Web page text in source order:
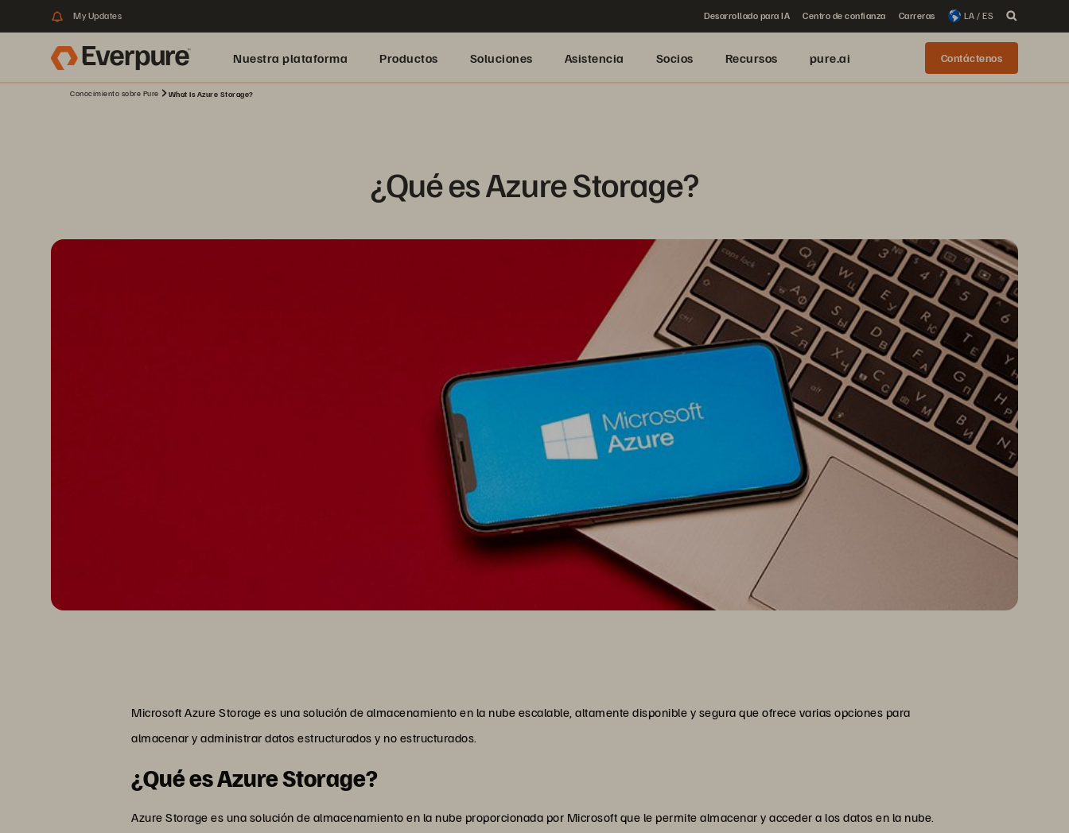
My Updates Desarrollado para IA Centro de confianza Carreras LA / ES
Nuestra plataforma Productos Soluciones Asistencia Socios Recursos pure.ai Contáctenos
Conocimiento sobre Pure What Is Azure Storage?
¿Qué es Azure Storage?
Microsoft Azure Storage es una solución de almacenamiento en la nube escalable, altamente disponible y segura que ofrece varias opciones para
almacenar y administrar datos estructurados y no estructurados.
¿Qué es Azure Storage?
Azure Storage es una solución de almacenamiento en la nube proporcionada por Microsoft que le permite almacenar y acceder a los datos en la nube.